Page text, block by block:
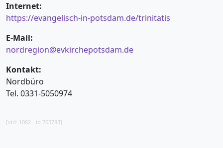
Internet:
https://evangelisch-in-potsdam.de/trinitatis
E-Mail:
nordregion@evkirchepotsdam.de
Kontakt:
Nordbüro
Tel. 0331-5050974
[vid: 1082 - id 763783]